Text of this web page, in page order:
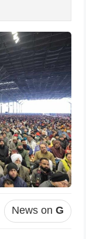
News on G